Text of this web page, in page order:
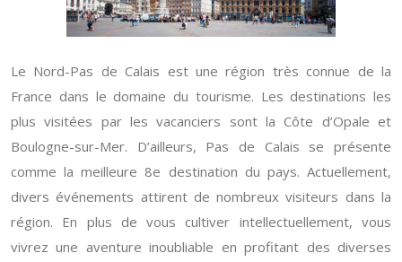
Le Nord-Pas de Calais est une région très connue de la
France dans le domaine du tourisme. Les destinations les
plus visitées par les vacanciers sont la Côte d’Opale et
Boulogne-sur-Mer. D’ailleurs, Pas de Calais se présente
comme la meilleure 8e destination du pays. Actuellement,
divers événements attirent de nombreux visiteurs dans la
région. En plus de vous cultiver intellectuellement, vous
vivrez une aventure inoubliable en profitant des diverses